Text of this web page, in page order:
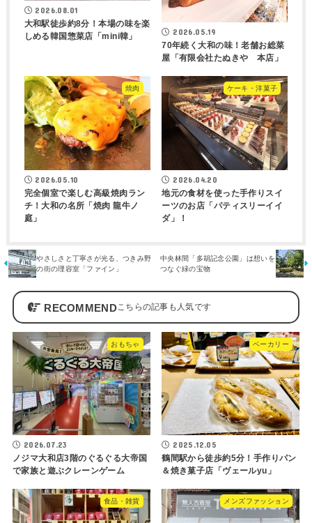
2026.08.01
大和駅徒歩約8分！本場の味を楽
しめる韓国惣菜店「mini韓」
2026.05.19
70年続く大和の味！老舗お総菜
屋「有限会社たぬきや 本店」
焼肉
2026.05.10
完全個室で楽しむ高級焼肉ラン
チ！大和の名所「焼肉 龍牛ノ
庭」
ケーキ・洋菓子
2026.04.20
地元の食材を使った手作りスイ
ーツのお店「パティスリーイイ
ダ」！
やさしさと丁寧さが光る、つきみ野
の街の理容室「ファイン」
中央林間「多胡記念公園」は想いを
つなぐ緑の宝物
RECOMMEND
おもちゃ
2026.07.23
ノジマ大和店3階のぐるぐる大帝国
で家族と遊ぶクレーンゲーム
ベーカリー
2025.12.05
鶴間駅から徒歩約5分！手作りパン
＆焼き菓子店「ヴェールyu」
食品・雑貨 メンズファッション